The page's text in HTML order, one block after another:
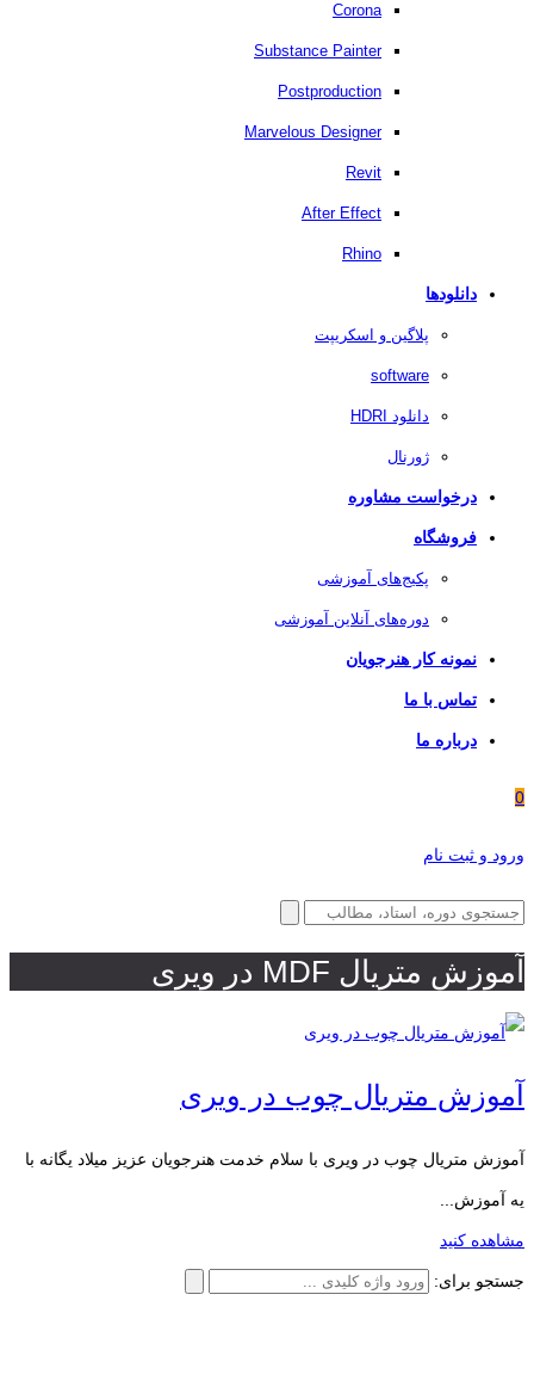
Corona
Substance Painter
Postproduction
Marvelous Designer
Revit
After Effect
Rhino
دانلودها
پلاگین و اسکریپت
software
دانلود HDRI
ژورنال
درخواست مشاوره
فروشگاه
پکیج‌های آموزشی
دوره‌های آنلاین آموزشی
نمونه کار هنرجویان
تماس با ما
درباره ما
0
ورود و ثبت نام
آموزش متریال MDF در ویری
آموزش متریال چوب در ویری
آموزش متریال چوب در ویری با سلام خدمت هنرجویان عزیز میلاد یگانه با
یه آموزش...
مشاهده کنید
جستجو برای: